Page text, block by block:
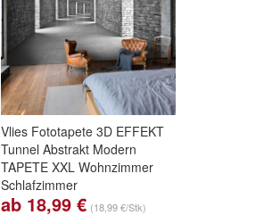
Vlies Fototapete 3D EFFEKT
Tunnel Abstrakt Modern
TAPETE XXL Wohnzimmer
Schlafzimmer
Größe:104x70 cm - 1 Bahn
ab 18,99 € (18,99 €/Stk)